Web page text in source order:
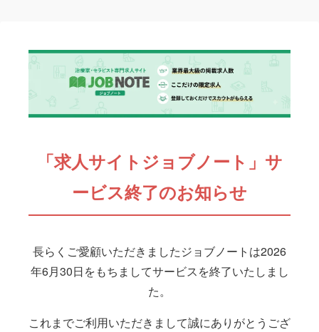
「求人サイトジョブノート」サ
ービス終了のお知らせ
長らくご愛顧いただきましたジョブノートは2026
年6月30日をもちましてサービスを終了いたしまし
た。
これまでご利用いただきまして誠にありがとうござ